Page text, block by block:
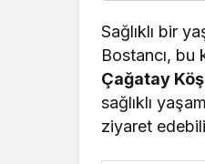
Sağlıklı bir
Bostancı,
Çağatay
sağlıklı
ziyaret